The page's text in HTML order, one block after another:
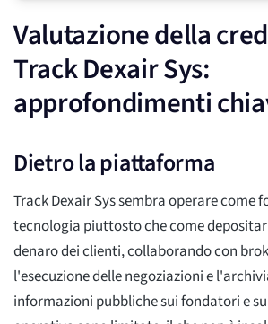
Valutazione della
Track Dexair Sys:
approfondimenti
Dietro la piattaforma
Track Dexair Sys sembra operare come
tecnologia piuttosto che come
denaro dei clienti, collaborando con
l'esecuzione delle negoziazioni e
informazioni pubbliche sui fondatori e